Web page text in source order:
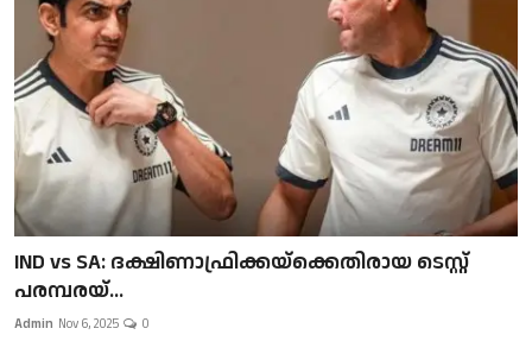
IND vs SA: ദക്ഷിണാഫ്രിക്കയ്‌ക്കെതിരായ ടെസ്റ്റ്
പരമ്പരയ്...
Admin Nov 6, 2025 0